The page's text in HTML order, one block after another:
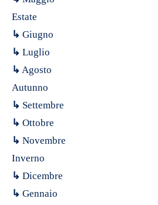
Estate
↳ Giugno
↳ Luglio
↳ Agosto
Autunno
↳ Settembre
↳ Ottobre
↳ Novembre
Inverno
↳ Dicembre
↳ Gennaio